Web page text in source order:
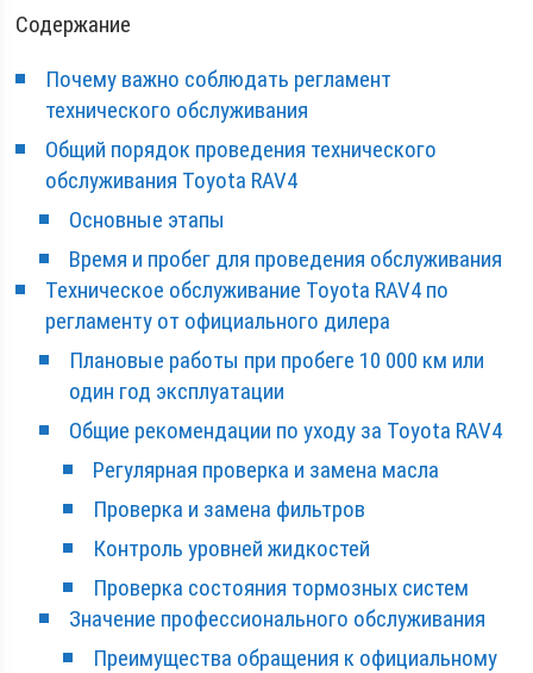
Содержание
Почему важно соблюдать регламент
технического обслуживания
Общий порядок проведения технического
обслуживания Toyota RAV4
Основные этапы
Время и пробег для проведения обслуживания
Техническое обслуживание Toyota RAV4 по
регламенту от официального дилера
Плановые работы при пробеге 10 000 км или
один год эксплуатации
Общие рекомендации по уходу за Toyota RAV4
Регулярная проверка и замена масла
Проверка и замена фильтров
Контроль уровней жидкостей
Проверка состояния тормозных систем
Значение профессионального обслуживания
Преимущества обращения к официальному